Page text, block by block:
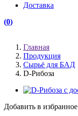
Доставка
(0)
Главная
Продукция
Сырьё для БАД
D-Рибоза
Добавить в избранное